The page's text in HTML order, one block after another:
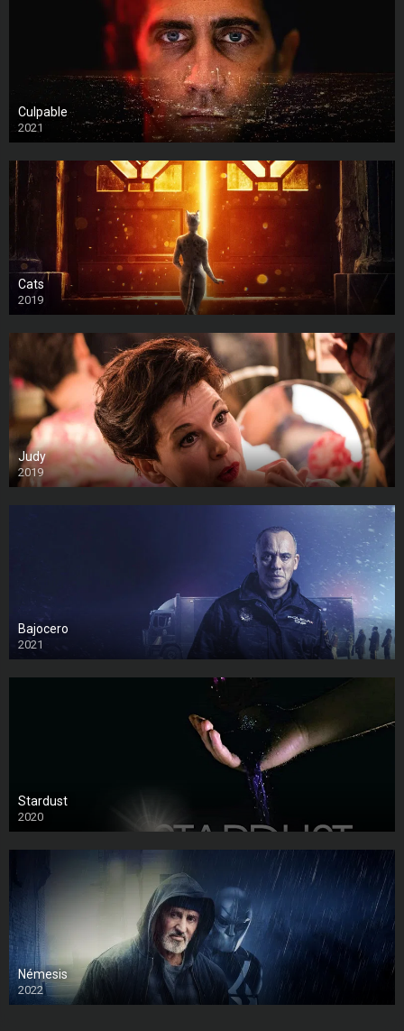
Culpable
2021
Cats
2019
Judy
2019
Bajocero
2021
Stardust
2020
Némesis
2022